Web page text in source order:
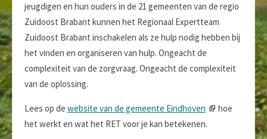
jeugdigen en hun ouders in de 21 gemeenten van de regio
Zuidoost Brabant kunnen het Regionaal Expertteam
Zuidoost Brabant inschakelen als ze hulp nodig hebben bij
het vinden en organiseren van hulp. Ongeacht de
complexiteit van de zorgvraag. Ongeacht de complexiteit
van de oplossing.
Lees op de website van de gemeente Eindhoven
hoe
het werkt en wat het RET voor je kan betekenen.